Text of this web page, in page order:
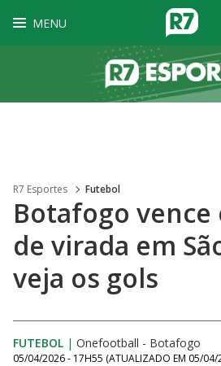
MENU
R7 Esportes Futebol
Botafogo vence
de virada em
veja os gols
FUTEBOL | Onefootball - Botafogo
05/04/2026 - 17H55 (ATUALIZADO EM 05/04/